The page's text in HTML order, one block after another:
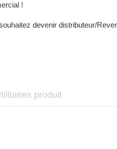
!
devenir distributeur/
produit